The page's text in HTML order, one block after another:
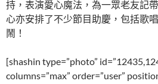
持，表演愛心魔法，為一眾老友記
心亦安排了不少節目助慶，包括歌
鬧！
[shashin type=”photo”
columns=”max” order=”user”